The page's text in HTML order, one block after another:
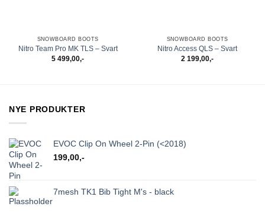
SNOWBOARD BOOTS
Nitro Team Pro MK TLS – Svart
5 499,00,-
SNOWBOARD BOOTS
Nitro Access QLS – Svart
2 199,00,-
NYE PRODUKTER
EVOC Clip On Wheel 2-Pin (<2018)
199,00,-
7mesh TK1 Bib Tight M's - black